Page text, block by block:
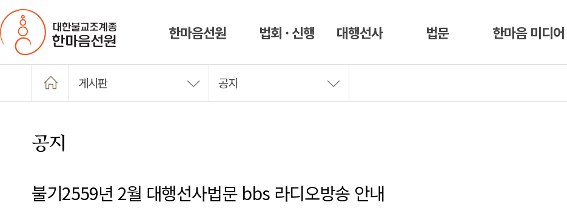
한마음선원 법회 · 신행 대행선사 법문 한마음 미디어
게시판 공지
공지
불기2559년 2월 대행선사법문 bbs 라디오방송 안내